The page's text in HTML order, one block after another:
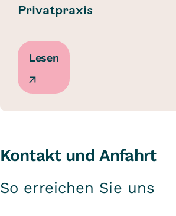
Privatpraxis
Lesen
Kontakt und Anfahrt
So erreichen Sie uns